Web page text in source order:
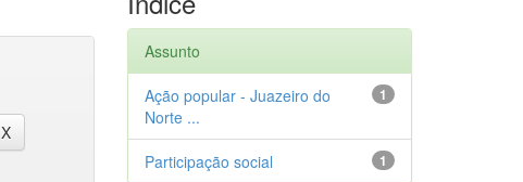
Assunto
1
Ação popular - Juazeiro do
Norte ...
1
Participação social